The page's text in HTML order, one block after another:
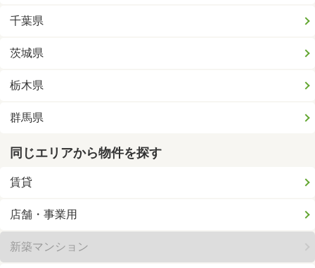
千葉県
茨城県
栃木県
群馬県
同じエリアから物件を探す
賃貸
店舗・事業用
新築マンション